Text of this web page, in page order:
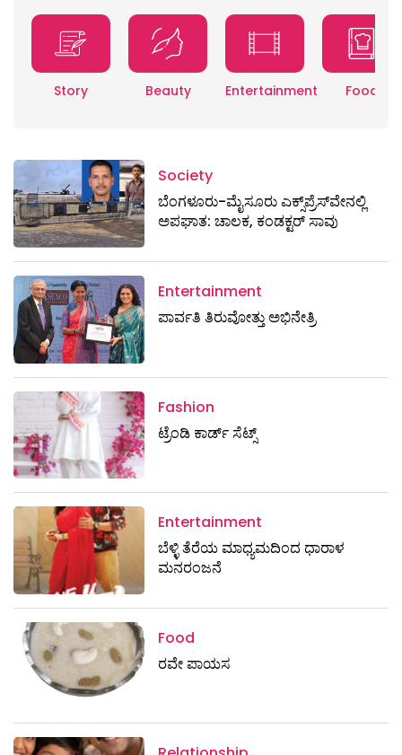
Story Beauty Entertainment Food
Society
ಬೆಂಗಳೂರು-ಮೈಸೂರು ಎಕ್ಸ್​ಪ್ರೆಸ್‌ವೇನಲ್ಲಿ
ಅಪಘಾತ: ಚಾಲಕ, ಕಂಡಕ್ಟರ್ ಸಾವು
Entertainment
ಪಾರ್ವತಿ ತಿರುವೋತ್ತು ಅಭಿನೇತ್ರಿ
Fashion
ಟ್ರೆಂಡಿ ಕಾರ್ಡ್‌ ಸೆಟ್ಸ್
Entertainment
ಬೆಳ್ಳಿ ತೆರೆಯ ಮಾಧ್ಯಮದಿಂದ ಧಾರಾಳ
ಮನರಂಜನೆ
Food
ರವೇ ಪಾಯಸ